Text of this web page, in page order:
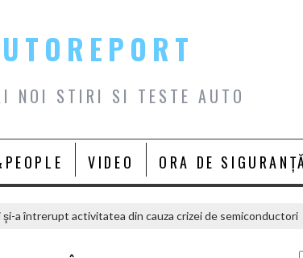
NOI STIRI SI TESTE AUTO
VIDEO ORA DE
a întrerupt activitatea din cauza crizei de semiconductori